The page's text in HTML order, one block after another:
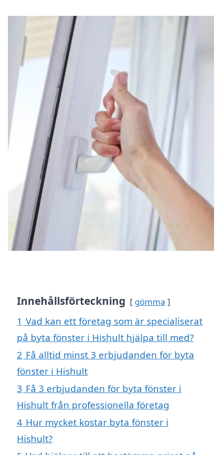
Innehållsförteckning gömma
1 Vad kan ett företag som är specialiserat
på byta fönster i Hishult hjälpa till med?
2 Få alltid minst 3 erbjudanden för byta
fönster i Hishult
3 Få 3 erbjudanden för byta fönster i
Hishult från professionella företag
4 Hur mycket kostar byta fönster i
Hishult?